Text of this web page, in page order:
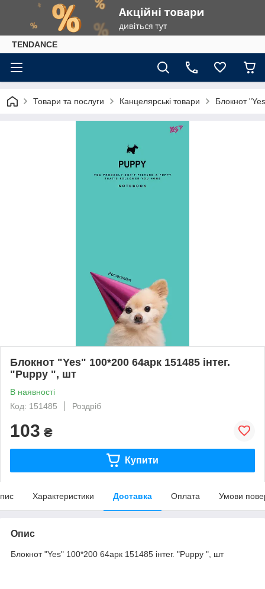
TENDANCE
Товари та послуги Канцелярські товари Блокнот
Блокнот "Yes" 100*200 64арк 151485 інтег.
"Puppy ", шт
В наявності
Код: 151485
Роздріб
103 ₴
Купити
Характеристики Доставка Оплата Умови
Опис
Блокнот "Yes" 100*200 64арк 151485 інтег. "Puppy ", шт